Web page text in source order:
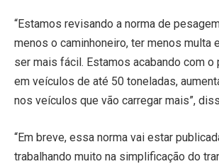
“Estamos revisando a norma de
menos o caminhoneiro, ter menos multa
ser mais fácil. Estamos acabando com o
em veículos de até 50 toneladas,
nos veículos que vão carregar mais”,
“Em breve, essa norma vai estar
trabalhando muito na simplificação do